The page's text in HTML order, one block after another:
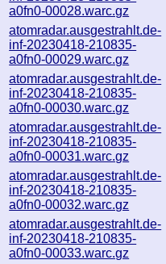
a0fn0-00028.warc.gz
atomradar.ausgestrahlt.de-
inf-20230418-210835-
a0fn0-00029.warc.gz
atomradar.ausgestrahlt.de-
inf-20230418-210835-
a0fn0-00030.warc.gz
atomradar.ausgestrahlt.de-
inf-20230418-210835-
a0fn0-00031.warc.gz
atomradar.ausgestrahlt.de-
inf-20230418-210835-
a0fn0-00032.warc.gz
atomradar.ausgestrahlt.de-
inf-20230418-210835-
a0fn0-00033.warc.gz